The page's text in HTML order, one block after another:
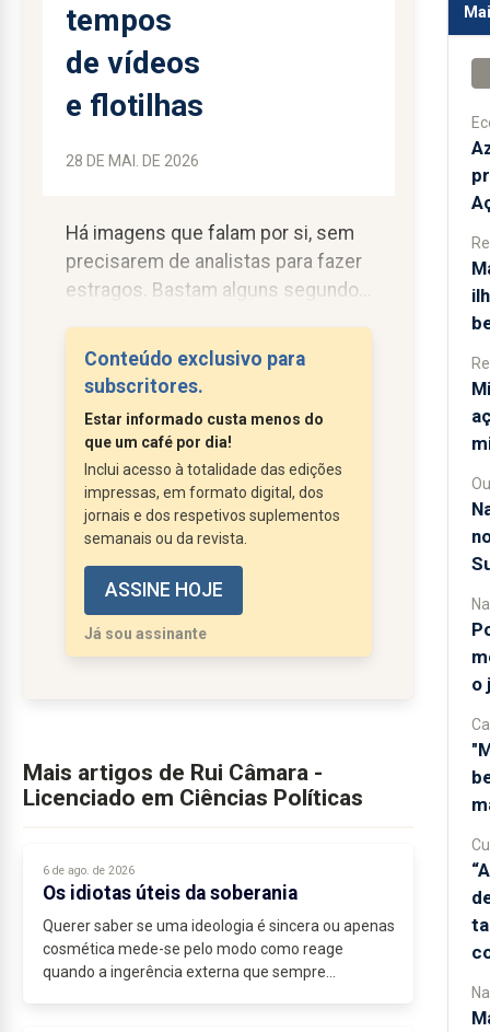
tempos
de vídeos
e flotilhas
28 DE MAI. DE 2026
Há imagens que falam por si, sem
precisarem de analistas para fazer
estragos. Bastam alguns segundos
governos a tentar correr atrás das
interpretações. A política
numa era em que um gesto vale
tanto quanto uma decisão.
O vídeo associado a Itamar Bem-
Gvir, com ativistas da flotilha
humanitária expostos numa clara
encenação...
Conteúdo exclusivo para
subscritores.
Estar informado custa menos do
que um café por dia!
Inclui acesso à totalidade das edições
impressas, em formato digital, dos
jornais e dos respetivos suplementos
semanais ou da revista.
ASSINE HOJE
Já sou assinante
Mais artigos de Rui Câmara -
Licenciado em Ciências Políticas
6 de ago. de 2026
Os idiotas úteis da soberania
Querer saber se uma ideologia é sincera ou apenas
cosmética mede-se pelo modo como reage
quando a ingerência externa que sempre
o